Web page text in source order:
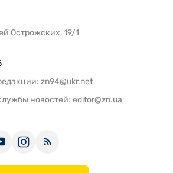
Острожских, 19/1
zn94@ukr.net
новостей: editor@zn.ua